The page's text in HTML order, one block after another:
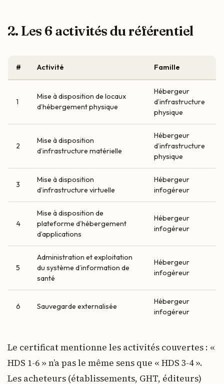
2. Les 6 activités du référentiel
# Activité Famille
1
Mise à disposition de locaux
d’hébergement physique
Hébergeur
d’infrastructure
physique
2
Mise à disposition
d’infrastructure matérielle
Hébergeur
d’infrastructure
physique
3
Mise à disposition
d’infrastructure virtuelle
Hébergeur
infogéreur
4
Mise à disposition de
plateforme d’hébergement
d’applications
Hébergeur
infogéreur
5
Administration et exploitation
du système d’information de
santé
Hébergeur
infogéreur
6 Sauvegarde externalisée
Hébergeur
infogéreur
Le certificat mentionne les activités couvertes : «
HDS 1-6 » n’a pas le même sens que « HDS 3-4 ».
Les acheteurs (établissements, GHT, éditeurs)